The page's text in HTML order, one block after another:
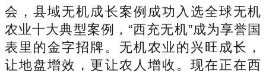
会，县域无机成长案例成功入选全球无机
农业十大典型案例，“西充无机”成为享誉国
表里的金字招牌。无机农业的兴旺成长，
让地盘增效，更让农人增收。现在正在西